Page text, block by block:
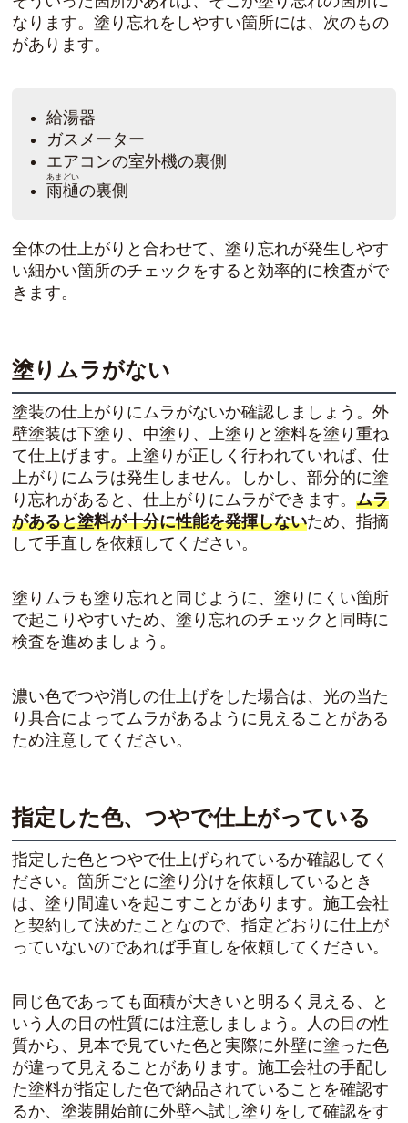
なります。塗り忘れをしやすい箇所には、次のもの
があります。
給湯器
ガスメーター
エアコンの室外機の裏側
雨樋
あまどい
の裏側
全体の仕上がりと合わせて、塗り忘れが発生しやす
い細かい箇所のチェックをすると効率的に検査がで
きます。
塗りムラがない
塗装の仕上がりにムラがないか確認しましょう。外
壁塗装は下塗り、中塗り、上塗りと塗料を塗り重ね
て仕上げます。上塗りが正しく行われていれば、仕
上がりにムラは発生しません。しかし、部分的に塗
り忘れがあると、仕上がりにムラができます。ムラ
があると塗料が十分に性能を発揮しないため、指摘
して手直しを依頼してください。
塗りムラも塗り忘れと同じように、塗りにくい箇所
で起こりやすいため、塗り忘れのチェックと同時に
検査を進めましょう。
濃い色でつや消しの仕上げをした場合は、光の当た
り具合によってムラがあるように見えることがある
ため注意してください。
指定した色、つやで仕上がっている
指定した色とつやで仕上げられているか確認してく
ださい。箇所ごとに塗り分けを依頼しているとき
は、塗り間違いを起こすことがあります。施工会社
と契約して決めたことなので、指定どおりに仕上が
っていないのであれば手直しを依頼してください。
同じ色であっても面積が大きいと明るく見える、と
いう人の目の性質には注意しましょう。人の目の性
質から、見本で見ていた色と実際に外壁に塗った色
が違って見えることがあります。施工会社の手配し
た塗料が指定した色で納品されていることを確認す
るか、塗装開始前に外壁へ試し塗りをして確認をす